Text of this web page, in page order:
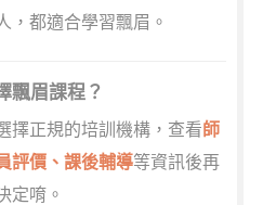
，都適合學習飄眉。
飄眉課程？
擇正規的培訓機構，查看師
評價、課後輔導等資訊後再
定唷。